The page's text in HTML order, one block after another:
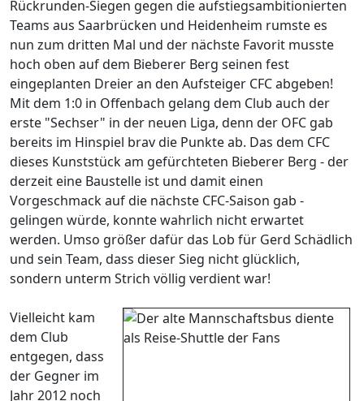
Rückrunden-Siegen gegen die aufstiegsambitionierten
Teams aus Saarbrücken und Heidenheim rumste es
nun zum dritten Mal und der nächste Favorit musste
hoch oben auf dem Bieberer Berg seinen fest
eingeplanten Dreier an den Aufsteiger CFC abgeben!
Mit dem 1:0 in Offenbach gelang dem Club auch der
erste "Sechser" in der neuen Liga, denn der OFC gab
bereits im Hinspiel brav die Punkte ab. Das dem CFC
dieses Kunststück am gefürchteten Bieberer Berg - der
derzeit eine Baustelle ist und damit einen
Vorgeschmack auf die nächste CFC-Saison gab -
gelingen würde, konnte wahrlich nicht erwartet
werden. Umso größer dafür das Lob für Gerd Schädlich
und sein Team, dass dieser Sieg nicht glücklich,
sondern unterm Strich völlig verdient war!
Vielleicht kam
dem Club
entgegen, dass
der Gegner im
Jahr 2012 noch